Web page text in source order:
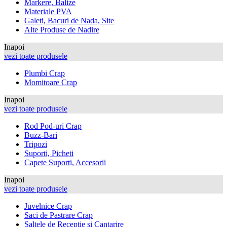
Markere, Balize
Materiale PVA
Galeti, Bacuri de Nada, Site
Alte Produse de Nadire
Inapoi
vezi toate produsele
Plumbi Crap
Momitoare Crap
Inapoi
vezi toate produsele
Rod Pod-uri Crap
Buzz-Bari
Tripozi
Suporti, Picheti
Capete Suporti, Accesorii
Inapoi
vezi toate produsele
Juvelnice Crap
Saci de Pastrare Crap
Saltele de Receptie si Cantarire